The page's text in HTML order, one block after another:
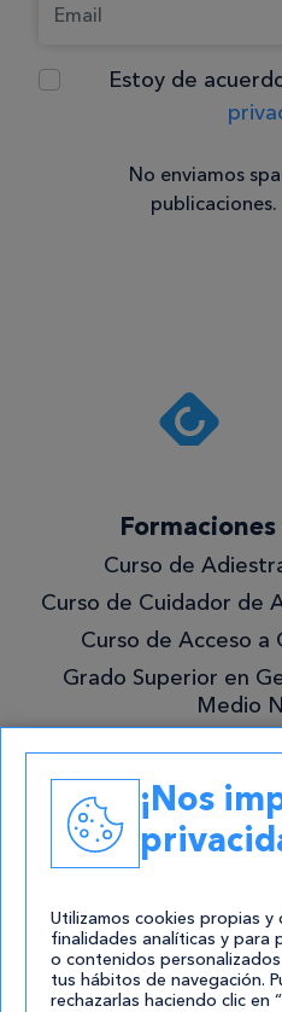
Estoy de
Consentimiento
política de
privacidad .*
¡Quiero
mejor!
No enviamos
Curso de
Curso de Cuidador de
Curso de Acceso a
Grado Superior en
Medio
Redes
¡Nos
Utilizamos cookies propias y
finalidades analíticas y para
o contenidos
tus hábitos de navegación.
rechazarlas haciendo clic en “